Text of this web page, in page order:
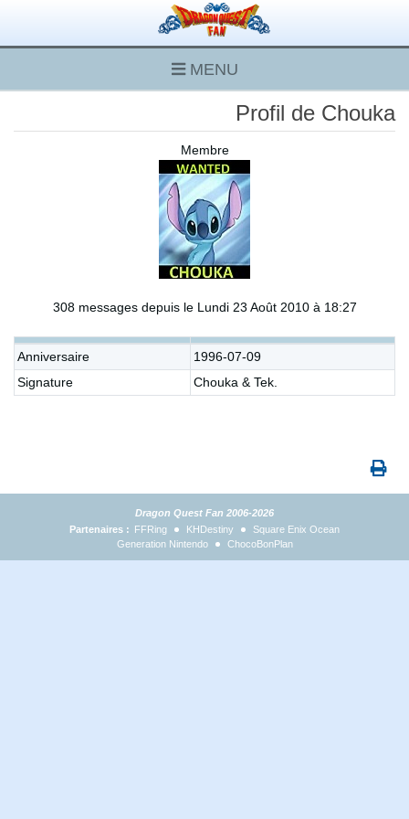
MENU
Profil de Chouka
Membre
308 messages depuis le Lundi 23 Août 2010 à 18:27
Anniversaire
1996-07-09
Signature
Chouka & Tek.
Dragon Quest Fan 2006-2026
Partenaires : FFRing KHDestiny
Square Enix Ocean
Generation Nintendo
ChocoBonPlan